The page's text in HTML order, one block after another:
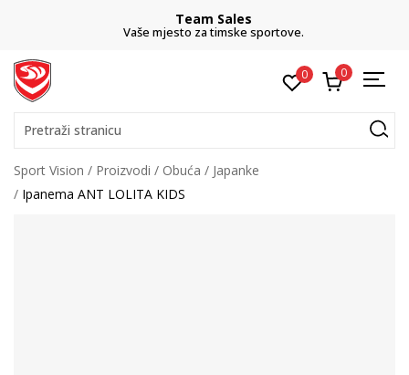
Team Sales
Vaše mjesto za timske sportove.
0 0
Pretraži stranicu
Sport Vision Proizvodi Obuća
Japanke
Ipanema ANT LOLITA KIDS